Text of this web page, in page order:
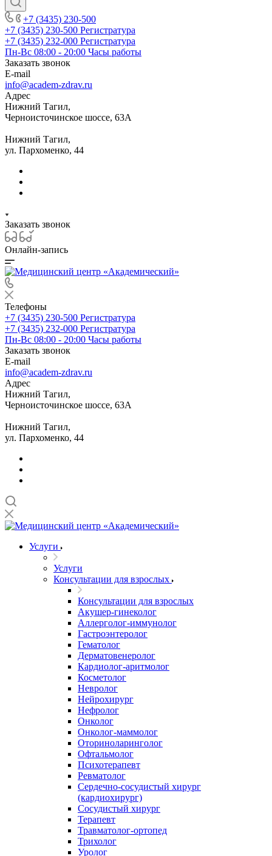
+7 (3435) 230-500
+7 (3435) 230-500 Регистратура
+7 (3435) 232-000 Регистратура
Пн-Вс 08:00 - 20:00 Часы работы
Заказать звонок
E-mail
info@academ-zdrav.ru
Адрес
Нижний Тагил,
Черноисточинское шоссе, 63А
Нижний Тагил,
ул. Пархоменко, 44
Заказать звонок
Онлайн-запись
Телефоны
+7 (3435) 230-500 Регистратура
+7 (3435) 232-000 Регистратура
Пн-Вс 08:00 - 20:00 Часы работы
Заказать звонок
E-mail
info@academ-zdrav.ru
Адрес
Нижний Тагил,
Черноисточинское шоссе, 63А
Нижний Тагил,
ул. Пархоменко, 44
Услуги
Услуги
Консультации для взрослых
Консультации для взрослых
Акушер-гинеколог
Аллерголог-иммунолог
Гастроэнтеролог
Гематолог
Дерматовенеролог
Кардиолог-аритмолог
Косметолог
Невролог
Нейрохирург
Нефролог
Онколог
Онколог-маммолог
Оториноларинголог
Офтальмолог
Психотерапевт
Ревматолог
Сердечно-сосудистый хирург
(кардиохирург)
Сосудистый хирург
Терапевт
Травматолог-ортопед
Трихолог
Уролог